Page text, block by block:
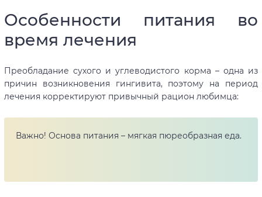
Особенности питания во
время лечения
Преобладание сухого и углеводистого корма – одна из
причин возникновения гингивита, поэтому на период
лечения корректируют привычный рацион любимца:
Важно! Основа питания – мягкая пюреобразная еда.